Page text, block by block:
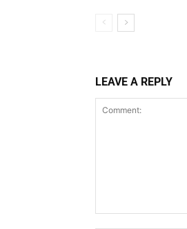
LEAVE A REPLY